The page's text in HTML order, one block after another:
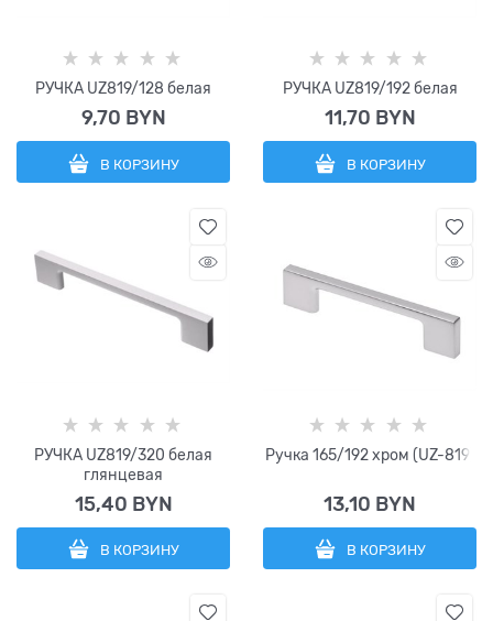
РУЧКА UZ819/128 белая
9,70 BYN
В КОРЗИНУ
РУЧКА UZ819/192 белая
11,70 BYN
В КОРЗИНУ
РУЧКА UZ819/320 белая
глянцевая
15,40 BYN
В КОРЗИНУ
Ручка 165/192 хром (UZ-819)
13,10 BYN
В КОРЗИНУ